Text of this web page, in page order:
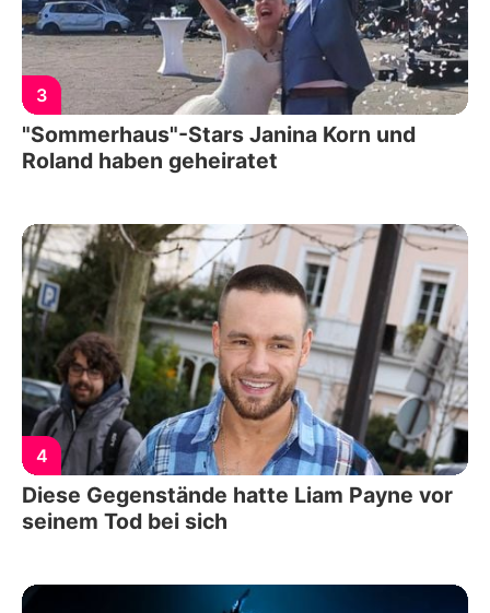
3
"Sommerhaus"-Stars Janina Korn und
Roland haben geheiratet
4
Diese Gegenstände hatte Liam Payne vor
seinem Tod bei sich